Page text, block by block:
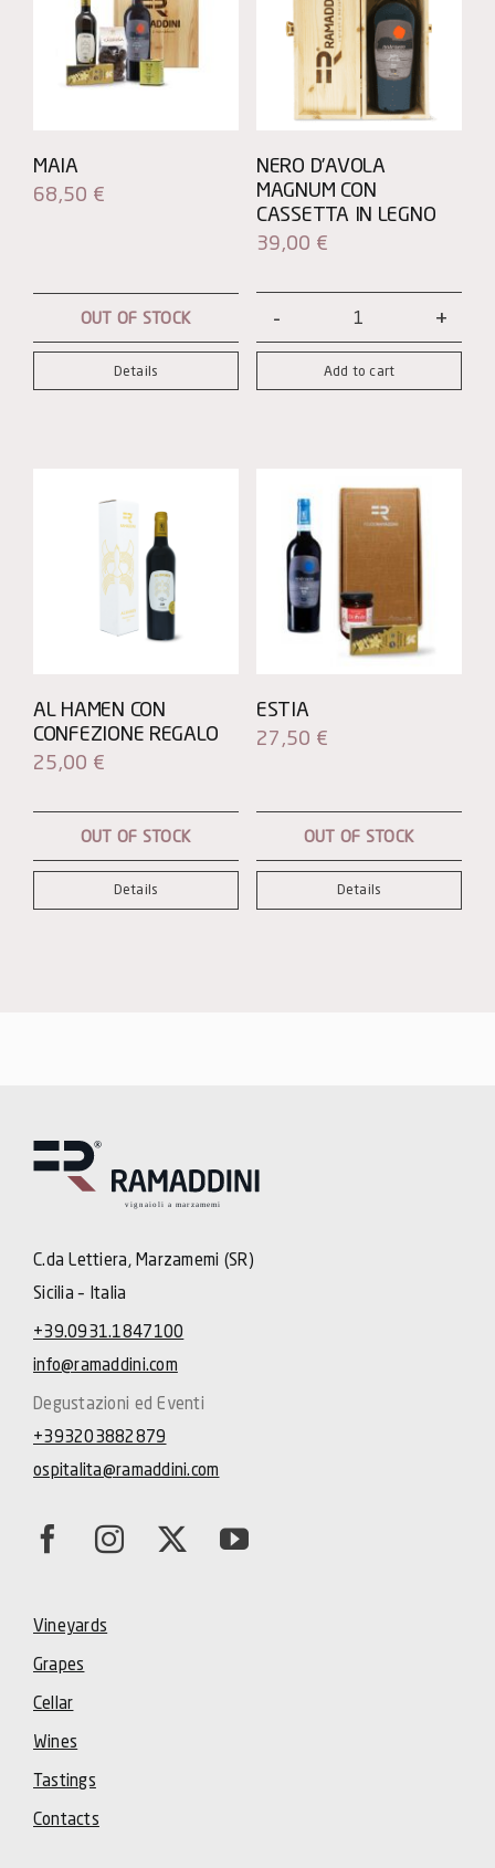
MAIA
68,50 €
OUT OF STOCK
Details
NERO D’AVOLA
MAGNUM CON
CASSETTA IN LEGNO
39,00 €
Legno
quantity
Add to cart
AL HAMEN CON
CONFEZIONE REGALO
25,00 €
OUT OF STOCK
Details
ESTIA
27,50 €
OUT OF STOCK
Details
C.da Lettiera, Marzamemi (SR)
Sicilia – Italia
+39.0931.1847100
info@ramaddini.com
Degustazioni ed Eventi
+393203882879
ospitalita@ramaddini.com
Vineyards
Grapes
Cellar
Wines
Tastings
Contacts